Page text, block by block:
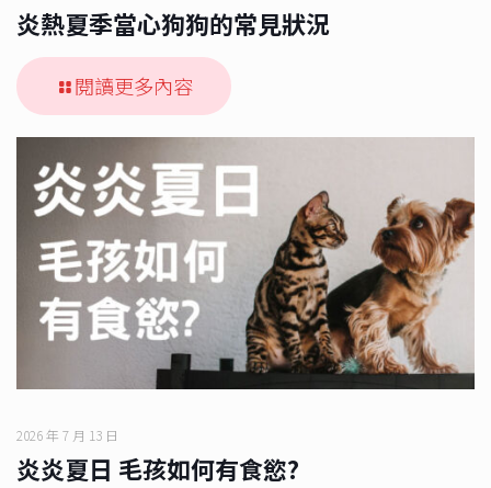
炎熱夏季當心狗狗的常見狀況
閱讀更多內容
2026 年 7 月 13 日
炎炎夏日 毛孩如何有食慾?